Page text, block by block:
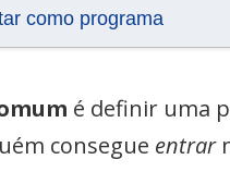
como programa
é definir uma
consegue entrar